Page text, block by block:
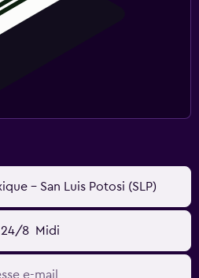
- San Luis Potosi (SLP)
24/8 Midi